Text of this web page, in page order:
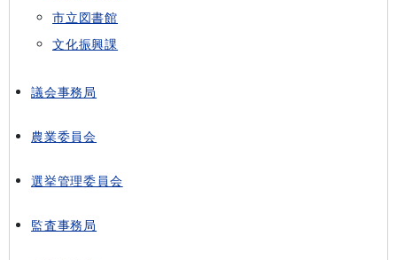
市立図書館
文化振興課
議会事務局
農業委員会
選挙管理委員会
監査事務局